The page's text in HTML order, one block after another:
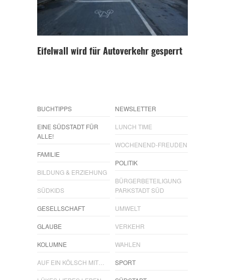
Eifelwall wird für Autoverkehr gesperrt
BUCHTIPPS
EINE SÜDSTADT FÜR
ALLE!
FAMILIE
BILDUNG & ERZIEHUNG
SÜDKIDS
GESELLSCHAFT
GLAUBE
KOLUMNE
AUF EIN KÖLSCH MIT…
NEWSLETTER
LUNCH TIME
WOCHENEND-FREUDEN
POLITIK
BÜRGERBETEILIGUNG
PARKSTADT SÜD
UMWELT
VERKEHR
WAHLEN
SPORT